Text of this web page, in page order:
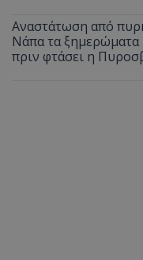
Αναστάτωση από
Νάπα τα ξημερώματα
πριν φτάσει η